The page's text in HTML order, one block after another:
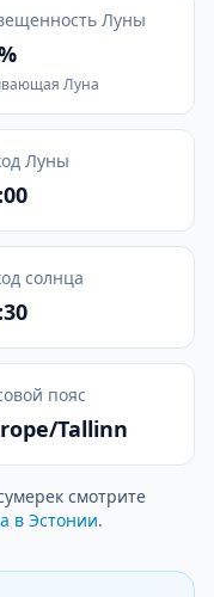
Луны
Луна
Луны
солнца
пояс
Tallinn
смотрите
в Эстонии.